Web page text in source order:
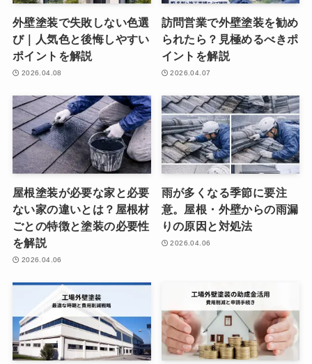
外壁塗装で失敗しない色選
び｜人気色と後悔しやすい
ポイントを解説
2026.04.08
訪問営業で外壁塗装を勧め
られたら？見極めるべきポ
イントを解説
2026.04.07
屋根塗装が必要な家と必要
ない家の違いとは？屋根材
ごとの特徴と塗装の必要性
を解説
2026.04.06
雨が多くなる季節に要注
意。屋根・外壁からの雨漏
りの原因と対処法
2026.04.06